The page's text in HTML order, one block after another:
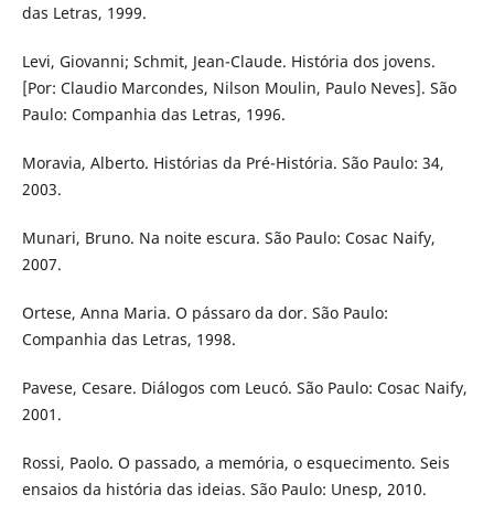
das Letras, 1999.
Levi, Giovanni; Schmit, Jean-Claude. História dos jovens.
[Por: Claudio Marcondes, Nilson Moulin, Paulo Neves]. São
Paulo: Companhia das Letras, 1996.
Moravia, Alberto. Histórias da Pré-História. São Paulo: 34,
2003.
Munari, Bruno. Na noite escura. São Paulo: Cosac Naify,
2007.
Ortese, Anna Maria. O pássaro da dor. São Paulo:
Companhia das Letras, 1998.
Pavese, Cesare. Diálogos com Leucó. São Paulo: Cosac Naify,
2001.
Rossi, Paolo. O passado, a memória, o esquecimento. Seis
ensaios da história das ideias. São Paulo: Unesp, 2010.